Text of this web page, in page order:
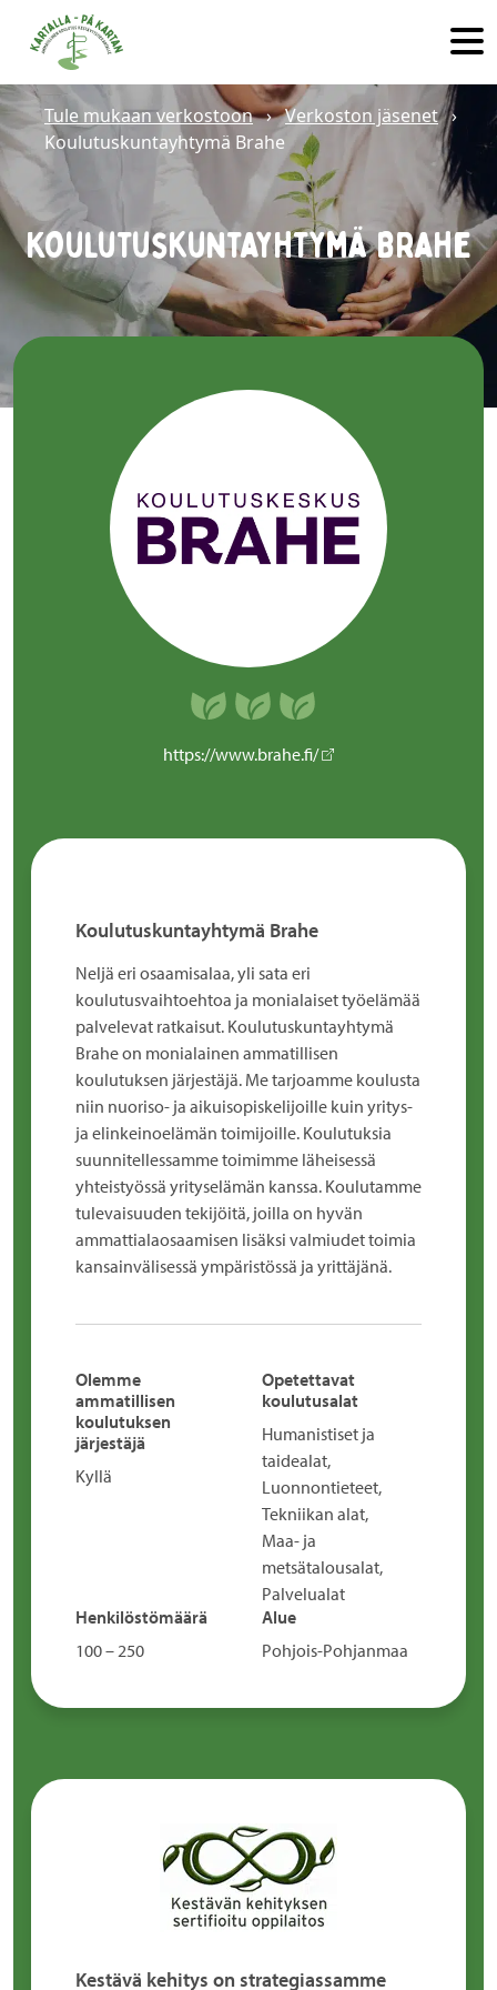
Hyppää sisältöön
Tule mukaan verkostoon › Verkoston jäsenet ›
Koulutuskuntayhtymä Brahe
Koulutuskuntayhtymä Brahe
https://www.brahe.fi/
Koulutuskuntayhtymä Brahe
Neljä eri osaamisalaa, yli sata eri
koulutusvaihtoehtoa ja monialaiset työelämää
palvelevat ratkaisut. Koulutuskuntayhtymä
Brahe on monialainen ammatillisen
koulutuksen järjestäjä. Me tarjoamme koulusta
niin nuoriso- ja aikuisopiskelijoille kuin yritys-
ja elinkeinoelämän toimijoille. Koulutuksia
suunnitellessamme toimimme läheisessä
yhteistyössä yrityselämän kanssa. Koulutamme
tulevaisuuden tekijöitä, joilla on hyvän
ammattialaosaamisen lisäksi valmiudet toimia
kansainvälisessä ympäristössä ja yrittäjänä.
Olemme
ammatillisen
koulutuksen
järjestäjä
Kyllä
Opetettavat
koulutusalat
Humanistiset ja
taidealat,
Luonnontieteet,
Tekniikan alat,
Maa- ja
metsätalousalat,
Palvelualat
Henkilöstömäärä
100 – 250
Alue
Pohjois-Pohjanmaa
Kestävä kehitys on strategiassamme